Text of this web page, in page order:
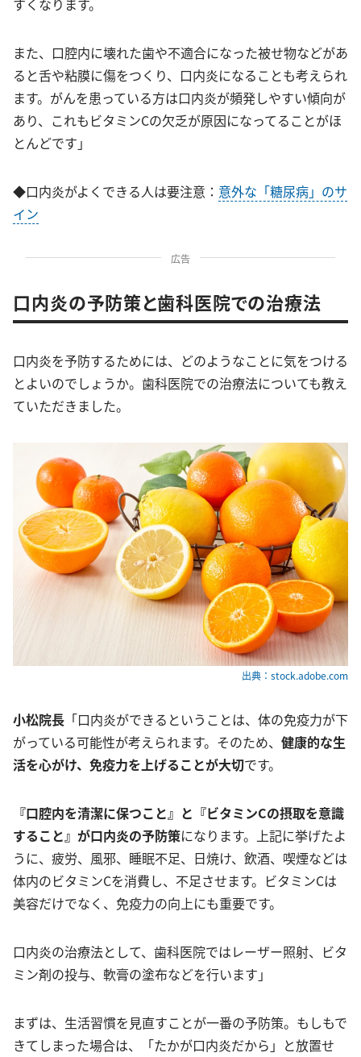
すくなります。
また、口腔内に壊れた歯や不適合になった被せ物などがあ
ると舌や粘膜に傷をつくり、口内炎になることも考えられ
ます。がんを患っている方は口内炎が頻発しやすい傾向が
あり、これもビタミンCの欠乏が原因になってることがほ
とんどです」
◆口内炎がよくできる人は要注意： 意外な「糖尿病」のサ
イン
広告
口内炎の予防策と歯科医院での治療法
口内炎を予防するためには、どのようなことに気をつける
とよいのでしょうか。歯科医院での治療法についても教え
ていただきました。
出典：stock.adobe.com
小松院長 「口内炎ができるということは、体の免疫力が下
がっている可能性が考えられます。そのため、 健康的な生
活を心がけ、免疫力を上げることが大切です。
『口腔内を清潔に保つこと』と『ビタミンCの摂取を意識
すること』が口内炎の予防策になります。上記に挙げたよ
うに、疲労、風邪、睡眠不足、日焼け、飲酒、喫煙などは
体内のビタミンCを消費し、不足させます。ビタミンCは
美容だけでなく、免疫力の向上にも重要です。
口内炎の治療法として、歯科医院ではレーザー照射、ビタ
ミン剤の投与、軟膏の塗布などを行います」
まずは、生活習慣を見直すことが一番の予防策。もしもで
きてしまった場合は、「たかが口内炎だから」と放置せ